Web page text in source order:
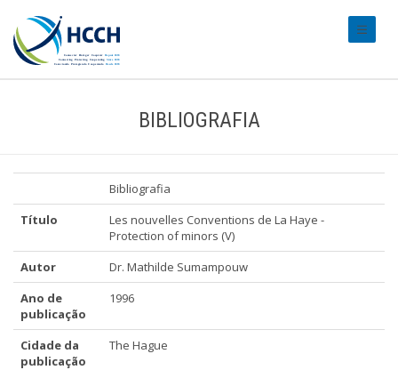
BIBLIOGRAFIA
Bibliografia
Título
Les nouvelles Conventions de La Haye -
Protection of minors (V)
Autor
Dr. Mathilde Sumampouw
Ano de
publicação
1996
Cidade da
publicação
The Hague